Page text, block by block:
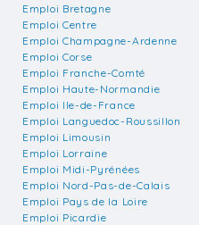
Emploi Bretagne
Emploi Centre
Emploi Champagne-Ardenne
Emploi Corse
Emploi Franche-Comté
Emploi Haute-Normandie
Emploi Ile-de-France
Emploi Languedoc-Roussillon
Emploi Limousin
Emploi Lorraine
Emploi Midi-Pyrénées
Emploi Nord-Pas-de-Calais
Emploi Pays de la Loire
Emploi Picardie